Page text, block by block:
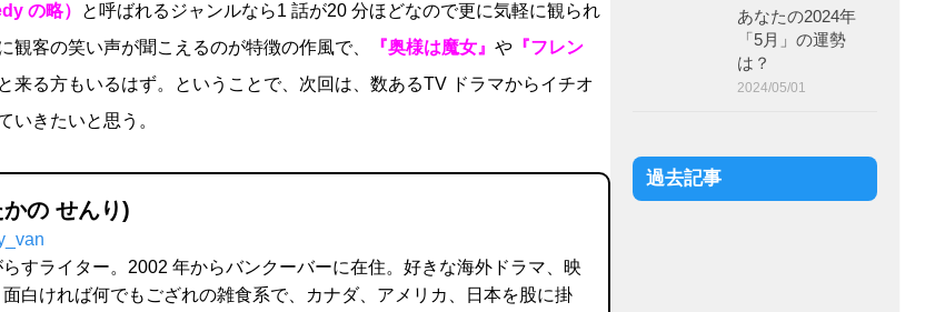
の略）
と呼ばれるジャンルなら1 話が20 分ほどなので更に気軽に観られ
観客の笑い声が聞こえるのが特徴の作風で、
『奥様は魔女』 や 『フレン
来る方もいるはず。ということで、次回は、数あるTV ドラマからイチオ
いきたいと思う。
の せんり)
すライター。2002 年からバンクーバーに在住。好きな海外ドラマ、映
白ければ何でもござれの雑食系で、カナダ、アメリカ、日本を股に掛
あなたの2024年
「5月」の運勢
は？
2024/05/01
過去記事